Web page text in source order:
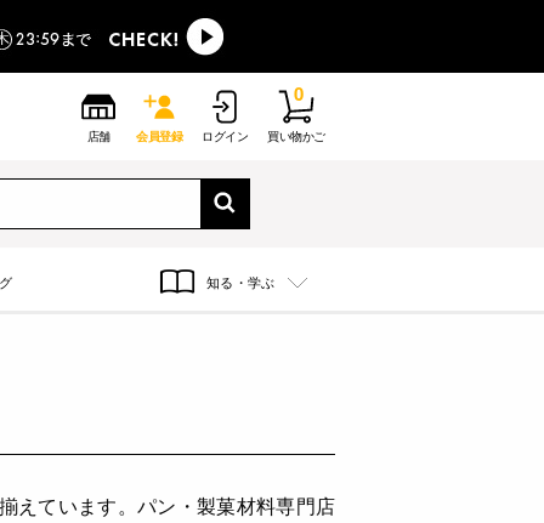
店舗 会員登録 ログイン 買い物かご
0
知る・学ぶ
えています。パン・製菓材料専門店